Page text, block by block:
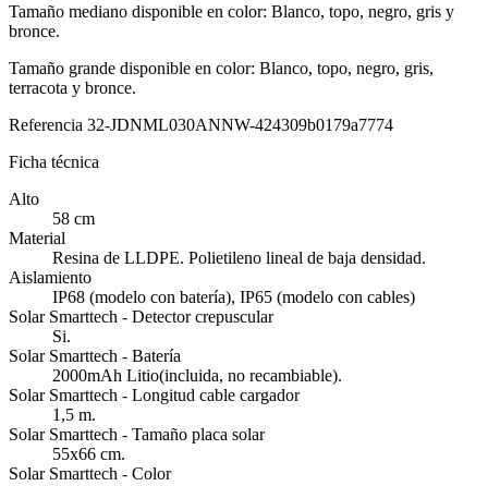
Tamaño mediano disponible en color: Blanco, topo, negro, gris y
bronce.
Tamaño grande disponible en color: Blanco, topo, negro, gris,
terracota y bronce.
Referencia 32-JDNML030ANNW-424309b0179a7774
Ficha técnica
Alto
58 cm
Material
Resina de LLDPE. Polietileno lineal de baja densidad.
Aislamiento
IP68 (modelo con batería), IP65 (modelo con cables)
Solar Smarttech - Detector crepuscular
Si.
Solar Smarttech - Batería
2000mAh Litio(incluida, no recambiable).
Solar Smarttech - Longitud cable cargador
1,5 m.
Solar Smarttech - Tamaño placa solar
55x66 cm.
Solar Smarttech - Color